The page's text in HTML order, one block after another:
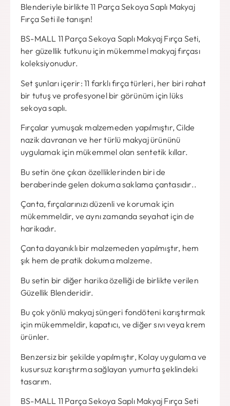
Blenderiyle birlikte 11 Parça Sekoya Saplı Makyaj
Fırça Seti ile tanışın!
BS-MALL 11 Parça Sekoya Saplı Makyaj Fırça Seti,
her güzellik tutkunu için mükemmel makyaj fırçası
koleksiyonudur.
Set şunları içerir: 11 farklı fırça türleri, her biri rahat
bir tutuş ve profesyonel bir görünüm için lüks
sekoya saplı.
Fırçalar yumuşak malzemeden yapılmıştır, Cilde
nazik davranan ve her türlü makyaj ürününü
uygulamak için mükemmel olan sentetik kıllar.
Bu setin öne çıkan özelliklerinden biri de
beraberinde gelen dokuma saklama çantasıdır..
Çanta, fırçalarınızı düzenli ve korumak için
mükemmeldir, ve aynı zamanda seyahat için de
harikadır.
Çanta dayanıklı bir malzemeden yapılmıştır, hem
şık hem de pratik dokuma malzeme.
Bu setin bir diğer harika özelliği de birlikte verilen
Güzellik Blenderidir.
Bu çok yönlü makyaj süngeri fondöteni karıştırmak
için mükemmeldir, kapatıcı, ve diğer sıvı veya krem ​​
ürünler.
Benzersiz bir şekilde yapılmıştır, Kolay uygulama ve
kusursuz karıştırma sağlayan yumurta şeklindeki
tasarım.
BS-MALL 11 Parça Sekoya Saplı Makyaj Fırça Seti